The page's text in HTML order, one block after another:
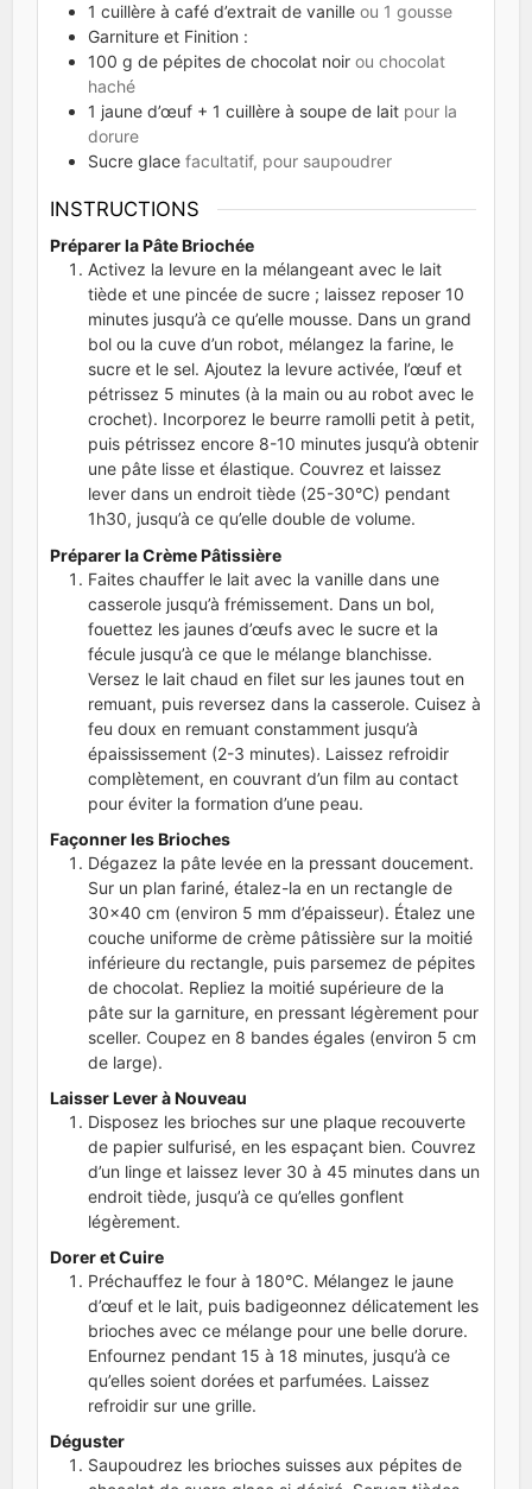
1 cuillère à café d’extrait de vanille ou 1 gousse
Garniture et Finition :
100 g de pépites de chocolat noir ou chocolat
haché
1 jaune d’œuf + 1 cuillère à soupe de lait pour la
dorure
Sucre glace facultatif, pour saupoudrer
INSTRUCTIONS
Préparer la Pâte Briochée
Activez la levure en la mélangeant avec le lait
tiède et une pincée de sucre ; laissez reposer 10
minutes jusqu’à ce qu’elle mousse. Dans un grand
bol ou la cuve d’un robot, mélangez la farine, le
sucre et le sel. Ajoutez la levure activée, l’œuf et
pétrissez 5 minutes (à la main ou au robot avec le
crochet). Incorporez le beurre ramolli petit à petit,
puis pétrissez encore 8-10 minutes jusqu’à obtenir
une pâte lisse et élastique. Couvrez et laissez
lever dans un endroit tiède (25-30°C) pendant
1h30, jusqu’à ce qu’elle double de volume.
Préparer la Crème Pâtissière
Faites chauffer le lait avec la vanille dans une
casserole jusqu’à frémissement. Dans un bol,
fouettez les jaunes d’œufs avec le sucre et la
fécule jusqu’à ce que le mélange blanchisse.
Versez le lait chaud en filet sur les jaunes tout en
remuant, puis reversez dans la casserole. Cuisez à
feu doux en remuant constamment jusqu’à
épaississement (2-3 minutes). Laissez refroidir
complètement, en couvrant d’un film au contact
pour éviter la formation d’une peau.
Façonner les Brioches
Dégazez la pâte levée en la pressant doucement.
Sur un plan fariné, étalez-la en un rectangle de
30x40 cm (environ 5 mm d’épaisseur). Étalez une
couche uniforme de crème pâtissière sur la moitié
inférieure du rectangle, puis parsemez de pépites
de chocolat. Repliez la moitié supérieure de la
pâte sur la garniture, en pressant légèrement pour
sceller. Coupez en 8 bandes égales (environ 5 cm
de large).
Laisser Lever à Nouveau
Disposez les brioches sur une plaque recouverte
de papier sulfurisé, en les espaçant bien. Couvrez
d’un linge et laissez lever 30 à 45 minutes dans un
endroit tiède, jusqu’à ce qu’elles gonflent
légèrement.
Dorer et Cuire
Préchauffez le four à 180°C. Mélangez le jaune
d’œuf et le lait, puis badigeonnez délicatement les
brioches avec ce mélange pour une belle dorure.
Enfournez pendant 15 à 18 minutes, jusqu’à ce
qu’elles soient dorées et parfumées. Laissez
refroidir sur une grille.
Déguster
Saupoudrez les brioches suisses aux pépites de